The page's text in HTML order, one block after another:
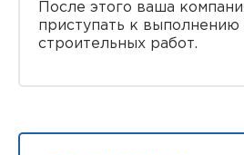
После этого ваша
приступать к выполнению
строительных работ.